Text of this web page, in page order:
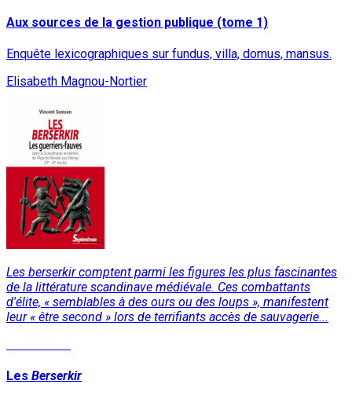
Aux sources de la gestion publique (tome 1)
Enquête lexicographiques sur fundus, villa, domus, mansus.
Elisabeth Magnou-Nortier
Les berserkir comptent parmi les figures les plus fascinantes
de la littérature scandinave médiévale. Ces combattants
d'élite, « semblables à des ours ou des loups », manifestent
leur « être second » lors de terrifiants accès de sauvagerie...
Les Berserkir